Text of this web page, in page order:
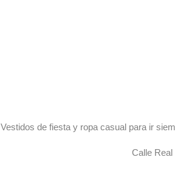
Vestidos de fiesta y ropa casual para ir
Calle